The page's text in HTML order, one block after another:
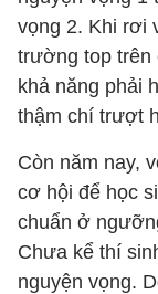
vọng 2. Khi rơi
trường top trên
khả năng phải
thậm chí trượt
Còn năm nay,
cơ hội để học
chuẩn ở
Chưa kể thí
nguyện vọng.